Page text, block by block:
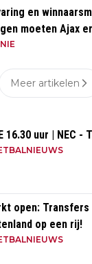
en
moeten Ajax
Meer artikelen
16.30 uur | NEC -
open:
op een rij!